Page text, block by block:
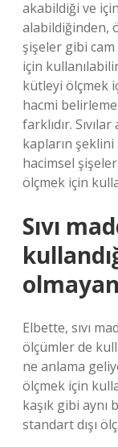
akabildiği ve
alabildiğinden,
şişeler gibi cam
için
kütleyi ölçmek
hacmi
farklıdır.
kapların
hacimsel
ölçmek için
Sıvı
Elbette, sıvı
ölçümler de
ne anlama
ölçmek için
kaşık gibi
standart dışı